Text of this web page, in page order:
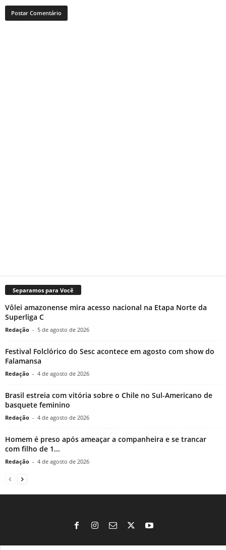
Separamos para Você
Vôlei amazonense mira acesso nacional na Etapa Norte da
Superliga C
Redação - 5 de agosto de 2026
Festival Folclórico do Sesc acontece em agosto com show do
Falamansa
Redação - 4 de agosto de 2026
Brasil estreia com vitória sobre o Chile no Sul-Americano de
basquete feminino
Redação - 4 de agosto de 2026
Homem é preso após ameaçar a companheira e se trancar
com filho de 1...
Redação - 4 de agosto de 2026